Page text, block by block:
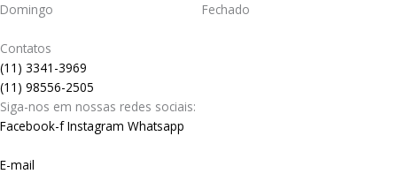
Domingo Fechado
Contatos
(11) 3341-3969
(11) 98556-2505
Siga-nos em nossas redes sociais:
Facebook-fInstagram Whatsapp
E-mail